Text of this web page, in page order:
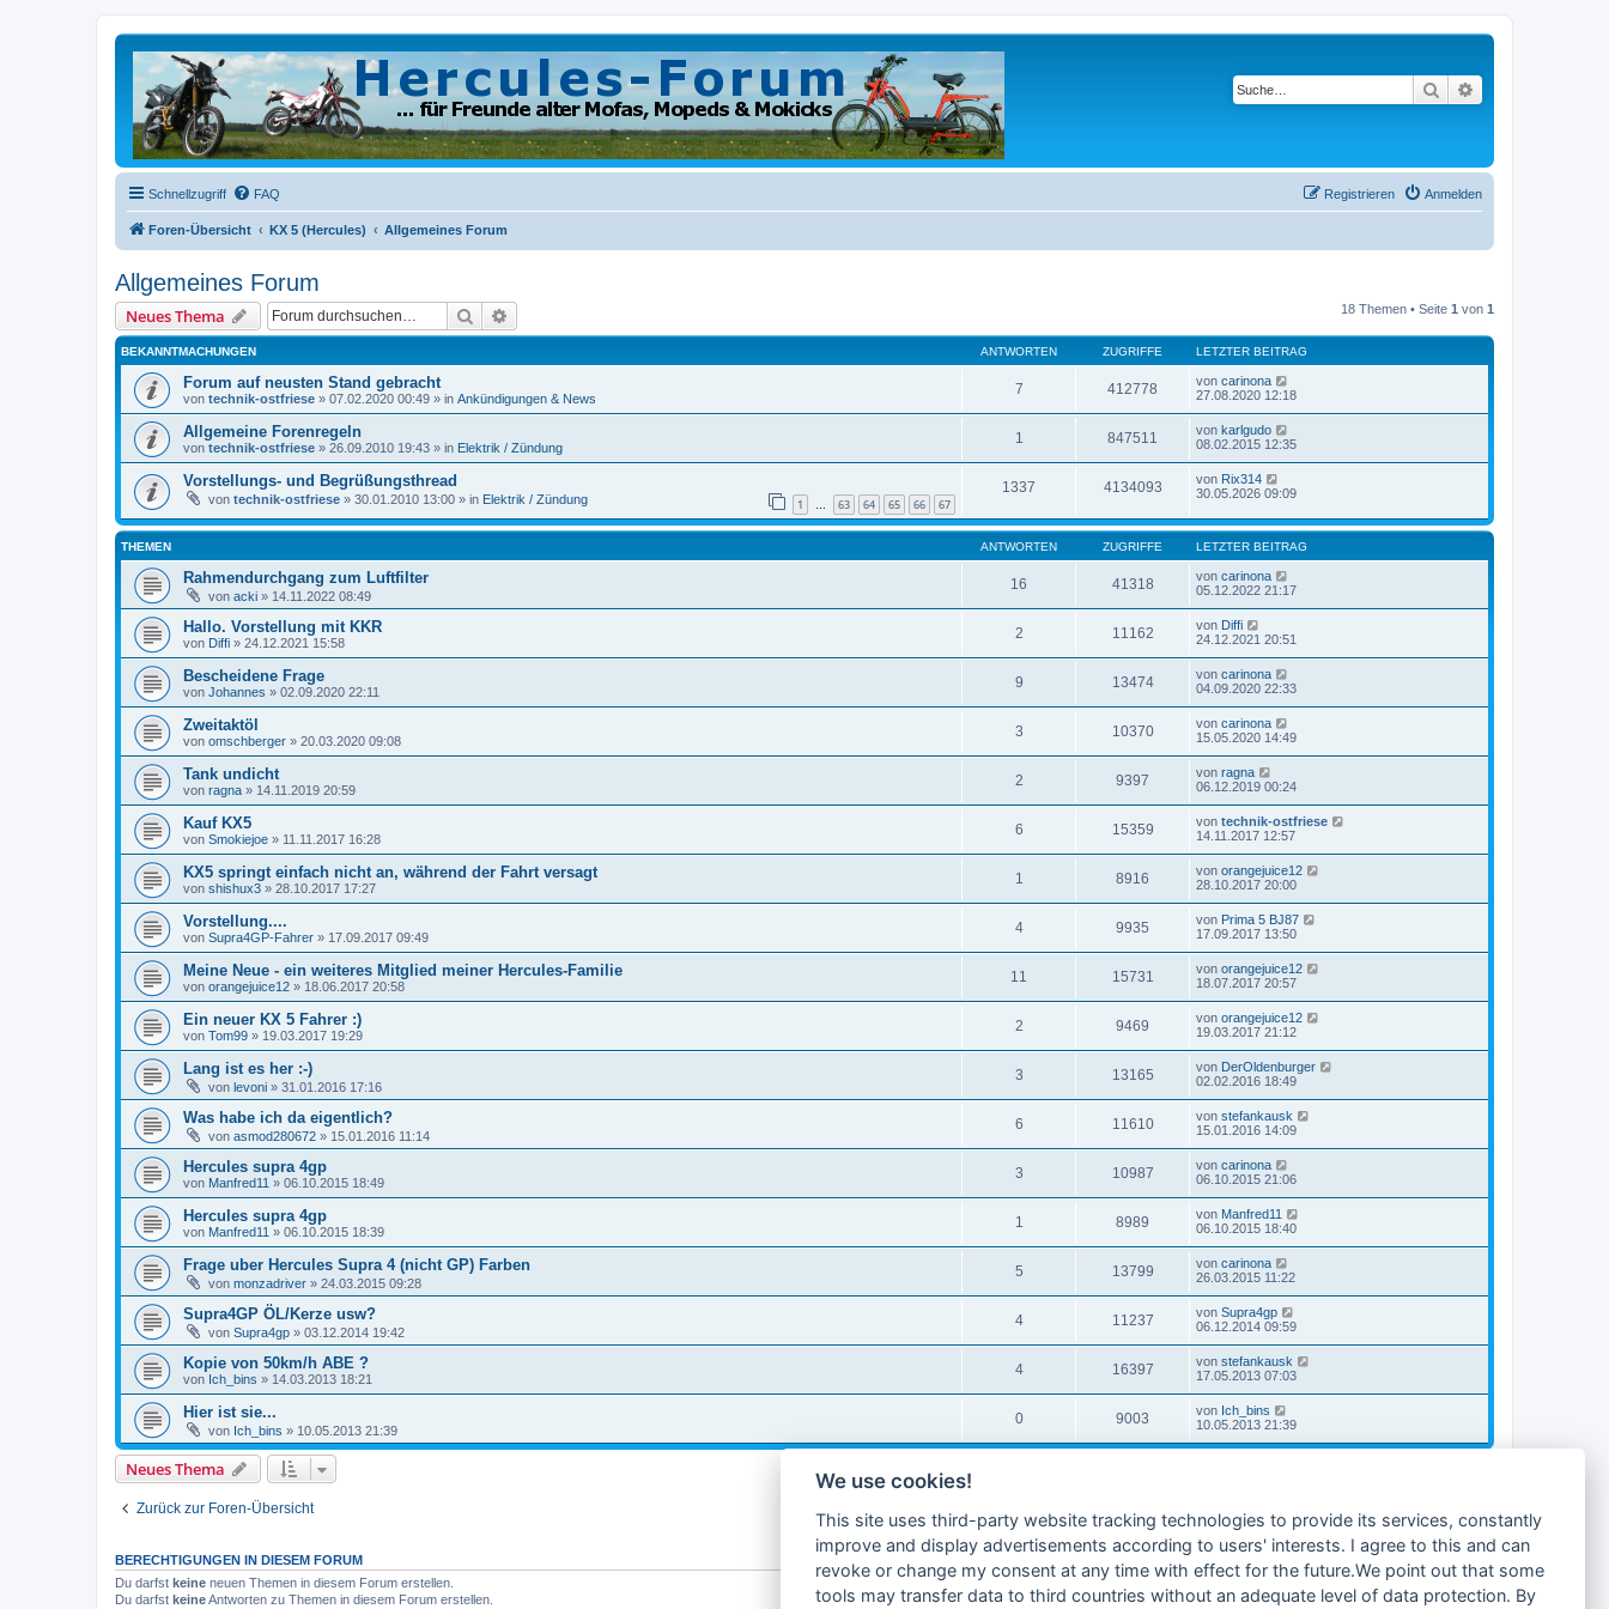
Suche
Schnellzugriff FAQ Anmelden
Registrieren
Foren-Übersicht KX 5 (Hercules) Allgemeines Forum
Allgemeines Forum
Neues Thema Suche 18 Themen • Seite 1 von 1
BEKANNTMACHUNGEN ANTWORTEN ZUGRIFFE LETZTER BEITRAG
Forum auf neusten Stand gebracht
von technik-ostfriese » 07.02.2020 00:49 » in Ankündigungen & News
7 412778 von carinona
27.08.2020 12:18
Allgemeine Forenregeln
von technik-ostfriese » 26.09.2010 19:43 » in Elektrik / Zündung
1 847511 von karlgudo
08.02.2015 12:35
Vorstellungs- und Begrüßungsthread
von technik-ostfriese » 30.01.2010 13:00 » in Elektrik / Zündung 1 … 63 64 65 66 67
1337 4134093 von Rix314
30.05.2026 09:09
THEMEN ANTWORTEN ZUGRIFFE LETZTER BEITRAG
Rahmendurchgang zum Luftfilter
von acki » 14.11.2022 08:49
16 41318 von carinona
05.12.2022 21:17
Hallo. Vorstellung mit KKR
von Diffi » 24.12.2021 15:58
2 11162 von Diffi
24.12.2021 20:51
Bescheidene Frage
von Johannes » 02.09.2020 22:11
9 13474 von carinona
04.09.2020 22:33
Zweitaktöl
von omschberger » 20.03.2020 09:08
3 10370 von carinona
15.05.2020 14:49
Tank undicht
von ragna » 14.11.2019 20:59
2 9397 von ragna
06.12.2019 00:24
Kauf KX5
von Smokiejoe » 11.11.2017 16:28
6 15359 von technik-ostfriese
14.11.2017 12:57
KX5 springt einfach nicht an, während der Fahrt versagt
von shishux3 » 28.10.2017 17:27
1 8916 von orangejuice12
28.10.2017 20:00
Vorstellung....
von Supra4GP-Fahrer » 17.09.2017 09:49
4 9935 von Prima 5 BJ87
17.09.2017 13:50
Meine Neue - ein weiteres Mitglied meiner Hercules-Familie
von orangejuice12 » 18.06.2017 20:58
11 15731 von orangejuice12
18.07.2017 20:57
Ein neuer KX 5 Fahrer :)
von Tom99 » 19.03.2017 19:29
2 9469 von orangejuice12
19.03.2017 21:12
Lang ist es her :-)
von levoni » 31.01.2016 17:16
3 13165 von DerOldenburger
02.02.2016 18:49
Was habe ich da eigentlich?
von asmod280672 » 15.01.2016 11:14
6 11610 von stefankausk
15.01.2016 14:09
Hercules supra 4gp
von Manfred11 » 06.10.2015 18:49
3 10987 von carinona
06.10.2015 21:06
Hercules supra 4gp
von Manfred11 » 06.10.2015 18:39
1 8989 von Manfred11
06.10.2015 18:40
Frage uber Hercules Supra 4 (nicht GP) Farben
von monzadriver » 24.03.2015 09:28
5 13799 von carinona
26.03.2015 11:22
Supra4GP ÖL/Kerze usw?
von Supra4gp » 03.12.2014 19:42
4 11237 von Supra4gp
06.12.2014 09:59
Kopie von 50km/h ABE ?
von Ich_bins » 14.03.2013 18:21
4 16397 von stefankausk
17.05.2013 07:03
Hier ist sie...
von Ich_bins » 10.05.2013 21:39
0 9003 von Ich_bins
10.05.2013 21:39
Neues Thema
Zurück zur Foren-Übersicht Gehe zu
BERECHTIGUNGEN IN DIESEM FORUM
Du darfst keine neuen Themen in diesem Forum erstellen.
Du darfst keineAntworten zu Themen in diesem Forum erstellen.
We use cookies!
This site uses third-party website tracking technologies to provide its services, constantly
improve and display advertisements according to users' interests. I agree to this and can
revoke or change my consent at any time with effect for the future.We point out that some
tools may transfer data to third countries without an adequate level of data protection. By